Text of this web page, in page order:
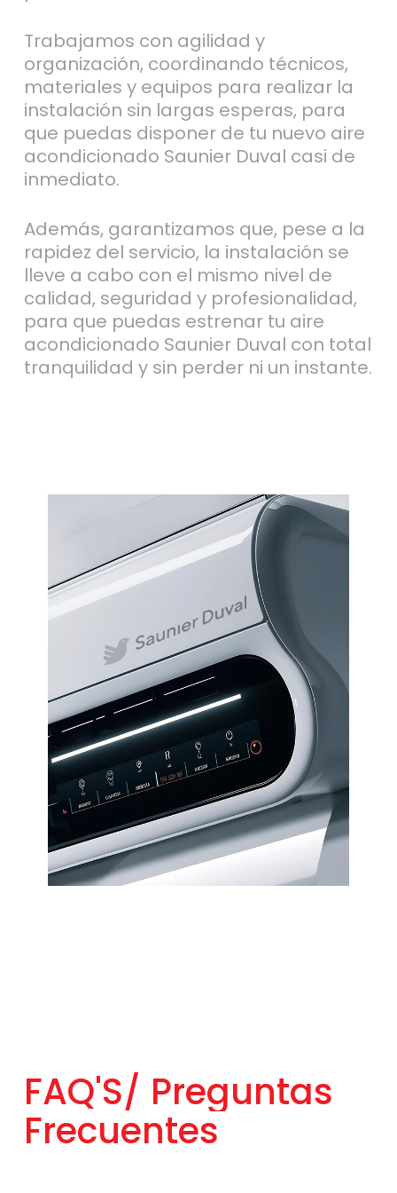
Trabajamos con agilidad y
organización, coordinando técnicos,
materiales y equipos para realizar la
instalación sin largas esperas, para
que puedas disponer de tu nuevo aire
acondicionado Saunier Duval casi de
inmediato.
Además, garantizamos que, pese a la
rapidez del servicio, la instalación se
lleve a cabo con el mismo nivel de
calidad, seguridad y profesionalidad,
para que puedas estrenar tu aire
acondicionado Saunier Duval con total
tranquilidad y sin perder ni un instante.
FAQ'S/ Preguntas
Frecuentes